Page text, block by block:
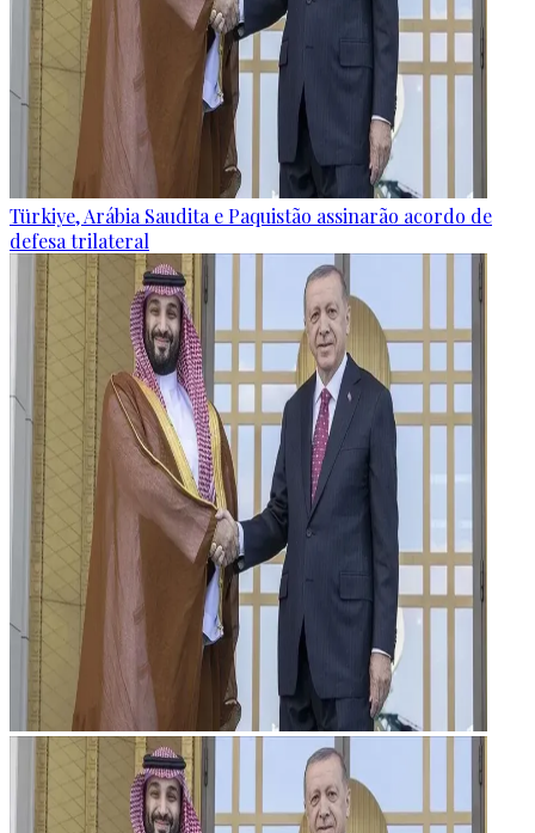
Türkiye, Arábia Saudita e Paquistão assinarão acordo de
defesa trilateral